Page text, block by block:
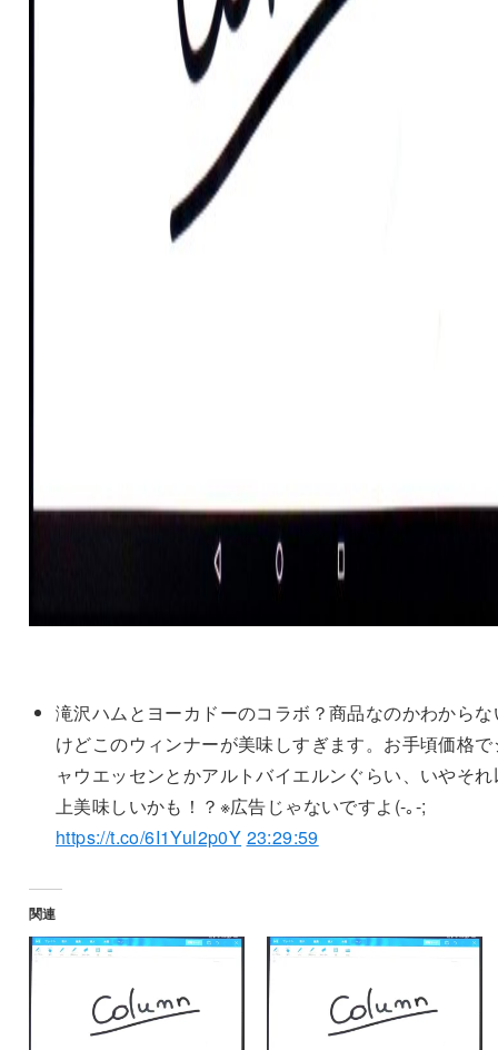
滝沢ハムとヨーカドーのコラボ？商品なのかわからな
けどこのウィンナーが美味しすぎます。お手頃価格で
ャウエッセンとかアルトバイエルンぐらい、いやそれ
上美味しいかも！？※広告じゃないですよ(-｡-;
https://t.co/6I1Yul2p0Y 23:29:59
関連